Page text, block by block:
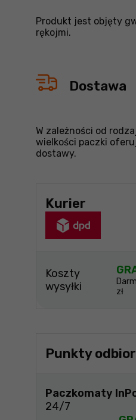
Produkt jest objęty
rękojmi.
Dostawa
W zależności od
wielkości paczki
dostawy.
Kurier
Koszty
wysyłki
zł
Punkty
Paczkomaty
24/7